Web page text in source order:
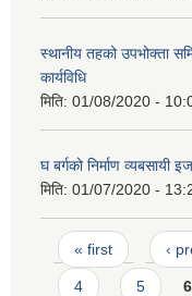
स्थानीय तहको उपभोक्ता
कार्यविधि
मिति: 01/08/2020 -
घ बर्गको निर्माण व्यबसायी
मिति: 01/07/2020 -
Pages
« first ‹
4 5 6